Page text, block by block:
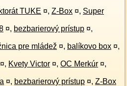
TUKE ¤, Z-Box ¤, Super
¤, bezbarierový prístup ¤,
pre mládež ¤, balíkovo box ¤,
¤, Kvety Victor ¤, OC Merkúr ¤,
¤, bezbarierový prístup ¤, Z-Box